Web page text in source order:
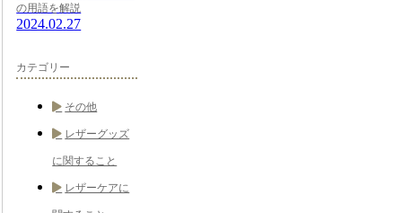
の用語を解説
2024.02.27
カテゴリー
その他
レザーグッズ
に関すること
レザーケアに